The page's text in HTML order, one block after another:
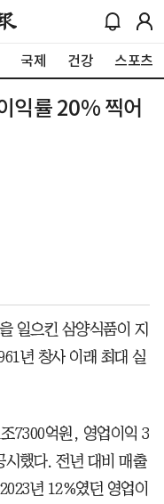
국제 건강 스포츠
익률 20% 찍어
일으킨 삼양식품이 지
년 창사 이래 최대 실
7300억원, 영업이익 3
시했다. 전년 대비 매출
년 12%였던 영업이